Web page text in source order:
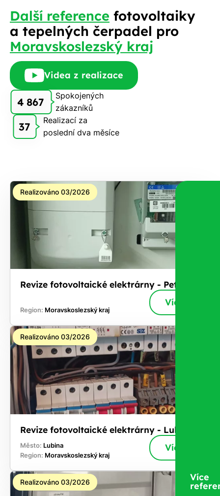
Další reference fotovoltaiky
a tepelných čerpadel pro
Moravskoslezský kraj
Videa z realizace
4 867
Spokojených
zákazníků
37
Realizací za
poslední dva měsíce
Realizováno 03/2026
Revize fotovoltaické elektrárny - Petřvald
Region: Moravskoslezský kraj
Více
Realizováno 03/2026
Revize fotovoltaické elektrárny - Lubina
Město: Lubina
Region: Moravskoslezský kraj
Více
Realizováno 03/2026 Více